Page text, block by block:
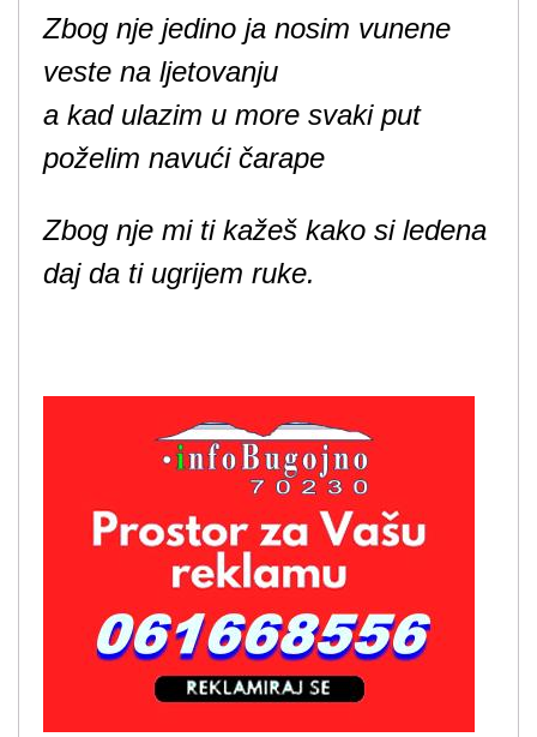
Zbog nje jedino ja nosim vunene
veste na ljetovanju
a kad ulazim u more svaki put
poželim navući čarape
Zbog nje mi ti kažeš kako si ledena
daj da ti ugrijem ruke.